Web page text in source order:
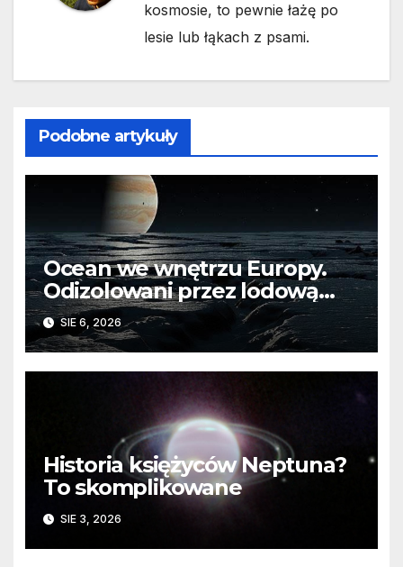
kosmosie, to pewnie łażę po
lesie lub łąkach z psami.
Podobne artykuły
Ocean we wnętrzu Europy.
Odizolowani przez lodową
barierę
SIE 6, 2026
Historia księżyców Neptuna?
To skomplikowane
SIE 3, 2026